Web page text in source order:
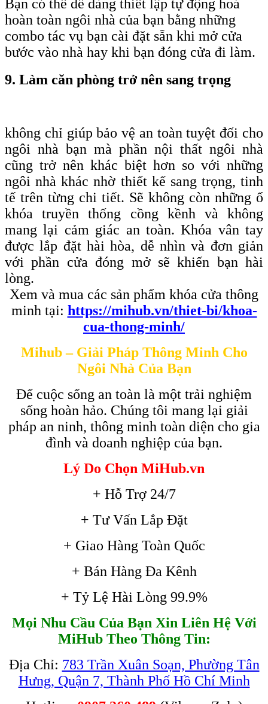
Bạn có thể dễ dàng thiết lập tự động hoá
hoàn toàn ngôi nhà của bạn bằng những
combo tác vụ bạn cài đặt sẵn khi mở cửa
bước vào nhà hay khi bạn đóng cửa đi làm.
9. Làm căn phòng trở nên sang trọng
không chỉ giúp bảo vệ an toàn tuyệt đối cho
ngôi nhà bạn mà phần nội thất ngôi nhà
cũng trở nên khác biệt hơn so với những
ngôi nhà khác nhờ thiết kế sang trọng, tinh
tế trên từng chi tiết. Sẽ không còn những ổ
khóa truyền thống cồng kềnh và không
mang lại cảm giác an toàn. Khóa vân tay
được lắp đặt hài hòa, dễ nhìn và đơn giản
với phần cửa đóng mở sẽ khiến bạn hài
lòng.
Xem và mua các sản phẩm khóa cửa thông
minh tại: https://mihub.vn/thiet-bi/khoa-
cua-thong-minh/
Mihub – Giải Pháp Thông Minh Cho
Ngôi Nhà Của Bạn
Để cuộc sống an toàn là một trải nghiệm
sống hoàn hảo. Chúng tôi mang lại giải
pháp an ninh, thông minh toàn diện cho gia
đình và doanh nghiệp của bạn.
Lý Do Chọn MiHub.vn
+ Hỗ Trợ 24/7
+ Tư Vấn Lắp Đặt
+ Giao Hàng Toàn Quốc
+ Bán Hàng Đa Kênh
+ Tỷ Lệ Hài Lòng 99.9%
Mọi Nhu Cầu Của Bạn Xin Liên Hệ Với
MiHub Theo Thông Tin:
Địa Chỉ: 783 Trần Xuân Soạn, Phường Tân
Hưng, Quận 7, Thành Phố Hồ Chí Minh